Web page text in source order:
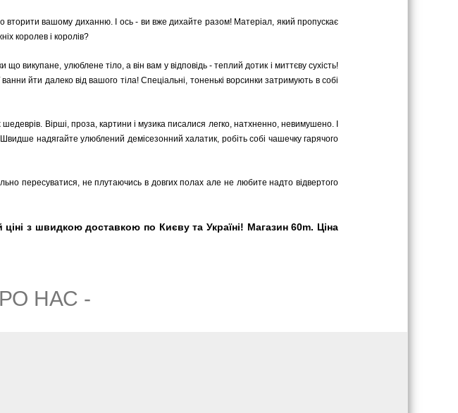
вашому диханню. І ось - ви вже дихайте разом! Матеріал, який пропускає
королев і королів?
викупане, улюблене тіло, а він вам у відповідь - теплий дотик і миттєву сухість!
йти далеко від вашого тіла! Спеціальні, тоненькі ворсинки затримують в собі
Вірші, проза, картини і музика писалися легко, натхненно, невимушено. І
надягайте улюблений демісезонний халатик, робіть собі чашечку гарячого
пересуватися, не плутаючись в довгих полах але не любите надто відвертого
з швидкою доставкою по Києву та Україні! Магазин 60m. Ціна
НАС -